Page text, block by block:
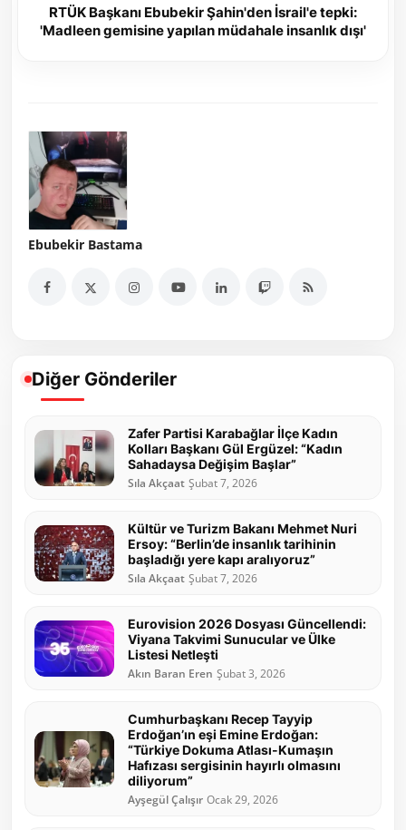
RTÜK Başkanı Ebubekir Şahin'den İsrail'e tepki:
'Madleen gemisine yapılan müdahale insanlık dışı'
Ebubekir Bastama
Diğer Gönderiler
Zafer Partisi Karabağlar İlçe Kadın
Kolları Başkanı Gül Ergüzel: “Kadın
Sahadaysa Değişim Başlar”
Sıla Akçaat Şubat 7, 2026
Kültür ve Turizm Bakanı Mehmet Nuri
Ersoy: “Berlin’de insanlık tarihinin
başladığı yere kapı aralıyoruz”
Sıla Akçaat Şubat 7, 2026
Eurovision 2026 Dosyası Güncellendi:
Viyana Takvimi Sunucular ve Ülke
Listesi Netleşti
Akın Baran Eren Şubat 3, 2026
Cumhurbaşkanı Recep Tayyip
Erdoğan’ın eşi Emine Erdoğan:
“Türkiye Dokuma Atlası-Kumaşın
Hafızası sergisinin hayırlı olmasını
diliyorum”
Ayşegül Çalışır Ocak 29, 2026